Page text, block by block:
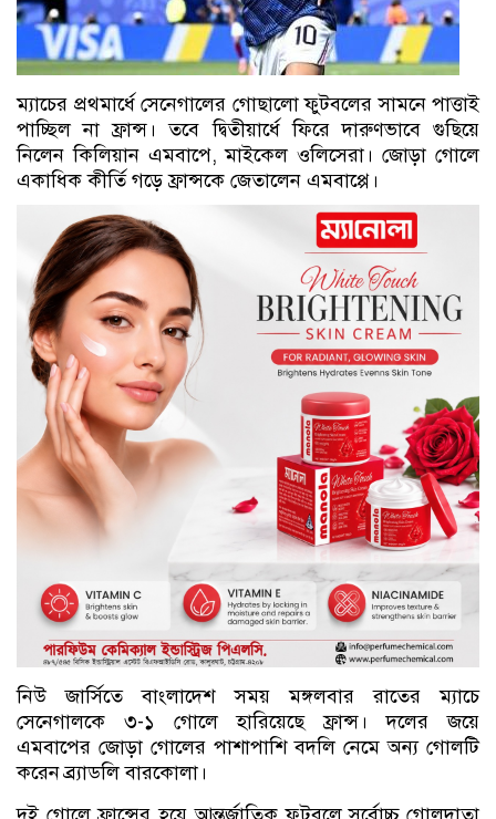
ম্যাচের প্রথমার্ধে সেনেগালের গোছালো ফুটবলের সামনে পাত্তাই
পাচ্ছিল না ফ্রান্স। তবে দ্বিতীয়ার্ধে ফিরে দারুণভাবে গুছিয়ে
নিলেন কিলিয়ান এমবাপে, মাইকেল ওলিসেরা। জোড়া গোলে
একাধিক কীর্তি গড়ে ফ্রান্সকে জেতালেন এমবাপ্পে।
নিউ জার্সিতে বাংলাদেশ সময় মঙ্গলবার রাতের ম্যাচে
সেনেগালকে ৩-১ গোলে হারিয়েছে ফ্রান্স। দলের জয়ে
এমবাপের জোড়া গোলের পাশাপাশি বদলি নেমে অন্য গোলটি
করেন ব্র্যাডলি বারকোলা।